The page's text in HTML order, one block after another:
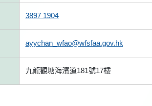
3897 1904
ayychan_wfao@wfsfaa.gov.hk
九龍觀塘海濱道181號17樓